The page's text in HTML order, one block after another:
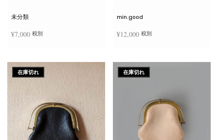
未分類
¥7,000 税別
min.good
¥12,000 税別
在庫切れ 在庫切れ